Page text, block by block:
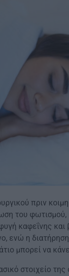
πριν
του φωτισμού,
καφεΐνης
ενώ η
μπορεί να
στοιχείο